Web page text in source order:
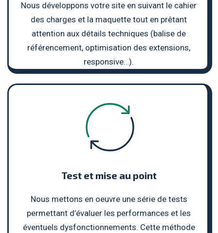
Nous développons votre site en suivant le cahier
des charges et la maquette tout en prêtant
attention aux détails techniques (balise de
référencement, optimisation des extensions,
responsive…).
Test et mise au point
Nous mettons en oeuvre une série de tests
permettant d’évaluer les performances et les
éventuels dysfonctionnements. Cette méthode